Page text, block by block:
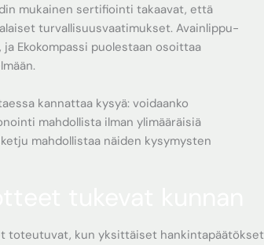
mukainen sertifiointi takaavat, että
turvallisuusvaatimukset. Avainlippu-
Ekokompassi puolestaan osoittaa
kannattaa kysyä: voidaanko
mahdollista ilman ylimääräisiä
mahdollistaa näiden kysymysten
toteutuvat, kun yksittäiset hankintapäätökset